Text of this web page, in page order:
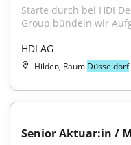
Starte durch bei HDI
Group bündeln wir
HDI AG
Hilden, Raum Düsseldorf
Senior Aktuar:in /